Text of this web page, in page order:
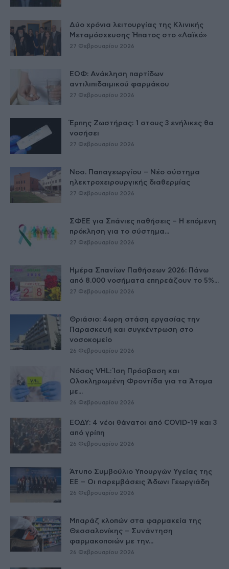
Δύο χρόνια λειτουργίας της Κλινικής
Μεταμόσχευσης Ήπατος στο «Λαϊκό»
27 Φεβρουαρίου 2026
ΕΟΦ: Ανάκληση παρτίδων
αντιλιπιδαιμικού φαρμάκου
27 Φεβρουαρίου 2026
Έρπης Ζωστήρας: 1 στους 3 ενήλικες θα
νοσήσει
27 Φεβρουαρίου 2026
Νοσ. Παπαγεωργίου – Νέο σύστημα
ηλεκτροχειρουργικής διαθερμίας
27 Φεβρουαρίου 2026
ΣΦΕΕ για Σπάνιες παθήσεις – Η επόμενη
πρόκληση για το σύστημα...
27 Φεβρουαρίου 2026
Ημέρα Σπανίων Παθήσεων 2026: Πάνω
από 8.000 νοσήματα επηρεάζουν το 5%...
27 Φεβρουαρίου 2026
Θριάσιο: 4ωρη στάση εργασίας την
Παρασκευή και συγκέντρωση στο
νοσοκομείο
26 Φεβρουαρίου 2026
Νόσος VHL: Ίση Πρόσβαση και
Ολοκληρωμένη Φροντίδα για τα Άτομα
με...
26 Φεβρουαρίου 2026
ΕΟΔΥ: 4 νέοι θάνατοι από COVID-19 και 3
από γρίπη
26 Φεβρουαρίου 2026
Άτυπο Συμβούλιο Υπουργών Υγείας της
ΕE – Οι παρεμβάσεις Άδωνι Γεωργιάδη
26 Φεβρουαρίου 2026
Μπαράζ κλοπών στα φαρμακεία της
Θεσσαλονίκης – Συνάντηση
φαρμακοποιών με την...
26 Φεβρουαρίου 2026